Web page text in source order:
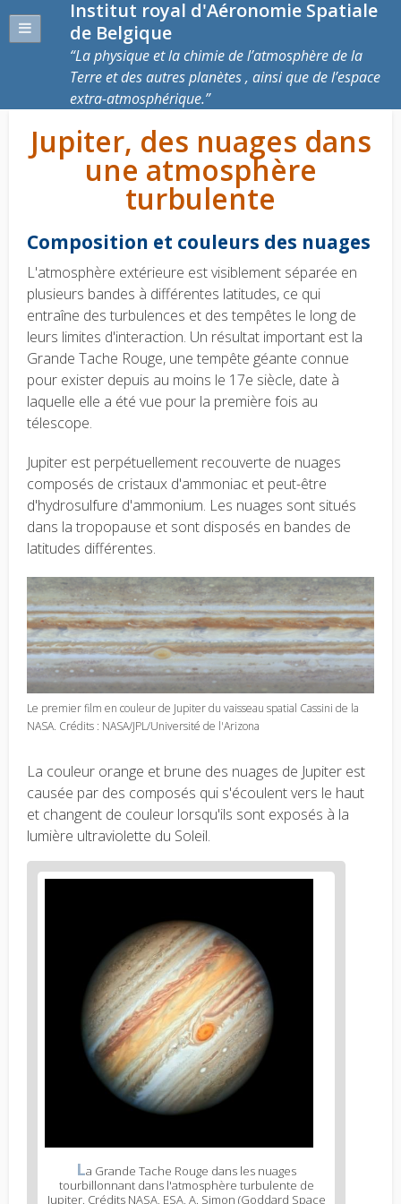
Institut royal d'Aéronomie Spatiale
de Belgique
La physique et la chimie de l’atmosphère de la
Terre et des autres planètes , ainsi que de l’espace
extra-atmosphérique.
Jupiter, des nuages dans
une atmosphère
turbulente
Composition et couleurs des nuages
L'atmosphère extérieure est visiblement séparée en
plusieurs bandes à différentes latitudes, ce qui
entraîne des turbulences et des tempêtes le long de
leurs limites d'interaction. Un résultat important est la
Grande Tache Rouge, une tempête géante connue
pour exister depuis au moins le 17e siècle, date à
laquelle elle a été vue pour la première fois au
télescope.
Jupiter est perpétuellement recouverte de nuages
composés de cristaux d'ammoniac et peut-être
d'hydrosulfure d'ammonium. Les nuages sont situés
dans la tropopause et sont disposés en bandes de
latitudes différentes.
Le premier film en couleur de Jupiter du vaisseau spatial Cassini de la
NASA. Crédits : NASA/JPL/Université de l'Arizona
La couleur orange et brune des nuages ​​de Jupiter est
causée par des composés qui s'écoulent vers le haut
et changent de couleur lorsqu'ils sont exposés à la
lumière ultraviolette du Soleil.
La Grande Tache Rouge dans les nuages
tourbillonnant dans l'atmosphère turbulente de
Jupiter. Crédits NASA, ESA, A. Simon (Goddard Space